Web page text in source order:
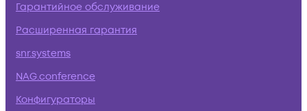
Гарантийное обслуживание
Расширенная гарантия
snr.systems
NAG.conference
Конфигураторы